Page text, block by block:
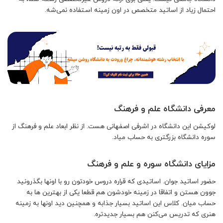
احتمال زیاد از اساتید متخصص در اون زمینه استفاده نمی‌شه.
معرفی دانشگاه علم و فرهنگ
لوکیشن این دانشگاه در اشرفی اصفهانی هست. از نظر ابعاد علم و فرهنگ از
سوره دانشگاه بزرگتری به حساب میاد.
مزایای دانشگاه سوره و علم و فرهنگ
حضور اساتید جوان. اساتیدی که قراره دروس خودتون رو با اونها بگذرونید
جوون هستن و اتفاقا در زمینه خودشون هم قطعا یکی از بهترین ها به
حساب میان. کلاس این اساتید بسیار جذابه و همچنین دید اونها به زمینه
هنری که تدریس می‌کنن هم بسیار جدیدتره.